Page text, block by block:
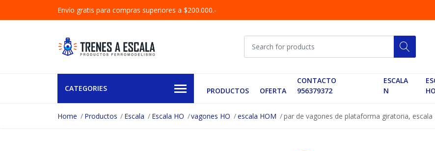
Envío gratis para compras superiores a $200.000.-
CATEGORIES PRODUCTOS OFERTA
CONTACTO
956379372
ESCALA
N
HO
Home Productos Escala Escala HO vagones HO escala HOM par de vagones de plataforma giratoria, escala